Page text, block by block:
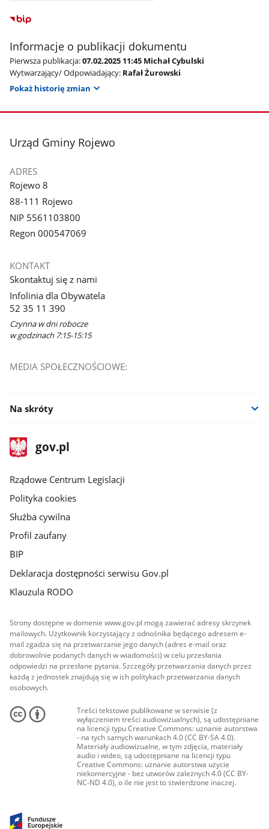
Informacje o publikacji dokumentu
Pierwsza publikacja:07.02.2025 11:45 Michał Cybulski
Wytwarzający/ Odpowiadający: Rafał Żurowski
Pokaż historię zmian
stopka
Urząd Gminy Rojewo
ADRES
Rojewo 8
88-111 Rojewo
NIP 5561103800
Regon 000547069
KONTAKT
Skontaktuj się z nami
Infolinia dla Obywatela
52 35 11 390
Czynna w dni robocze
w godzinach 7:15-15:15
MEDIA SPOŁECZNOŚCIOWE:
Na skróty
stopka
gov.plStrona
gov.pl
Rządowe Centrum Legislacji
Polityka cookies
Służba cywilna
Profil zaufany
BIP
Deklaracja dostępności serwisu Gov.pl
Klauzula RODO
Strony dostępne w domenie www.gov.pl mogą zawierać adresy skrzynek
mailowych. Użytkownik korzystający z odnośnika będącego adresem e-
mail zgadza się na przetwarzanie jego danych (adres e-mail oraz
dobrowolnie podanych danych w wiadomości) w celu przesłania
odpowiedzi na przesłane pytania. Szczegóły przetwarzania danych przez
każdą z jednostek znajdują się w ich politykach przetwarzania danych
osobowych.
Treści tekstowe publikowane w serwisie (z
wyłączeniem treści audiowizualnych), są udostępniane
na licencji typu Creative Commons: uznanie autorstwa
- na tych samych warunkach 4.0 (CC BY-SA 4.0).
Materiały audiowizualne, w tym zdjęcia, materiały
audio i wideo, są udostępniane na licencji typu
Creative Commons: uznanie autorstwa użycie
niekomercyjne - bez utworów zależnych 4.0 (CC BY-
NC-ND 4.0), o ile nie jest to stwierdzone inaczej.